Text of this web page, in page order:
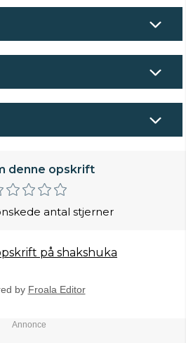
denne opskrift
antal stjerner
på shakshuka
by Froala Editor